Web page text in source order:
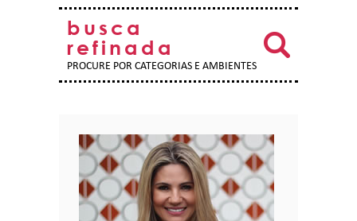
busca
refinada
PROCURE POR CATEGORIAS E AMBIENTES